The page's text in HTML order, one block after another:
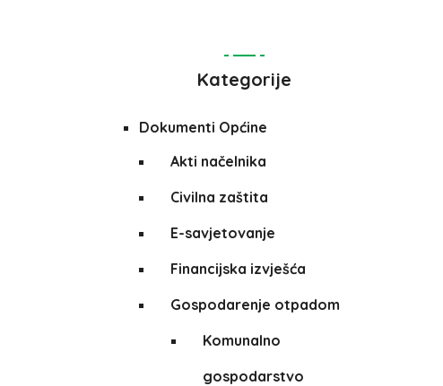
Kategorije
Dokumenti Općine
Akti načelnika
Civilna zaštita
E-savjetovanje
Financijska izvješća
Gospodarenje otpadom
Komunalno
gospodarstvo